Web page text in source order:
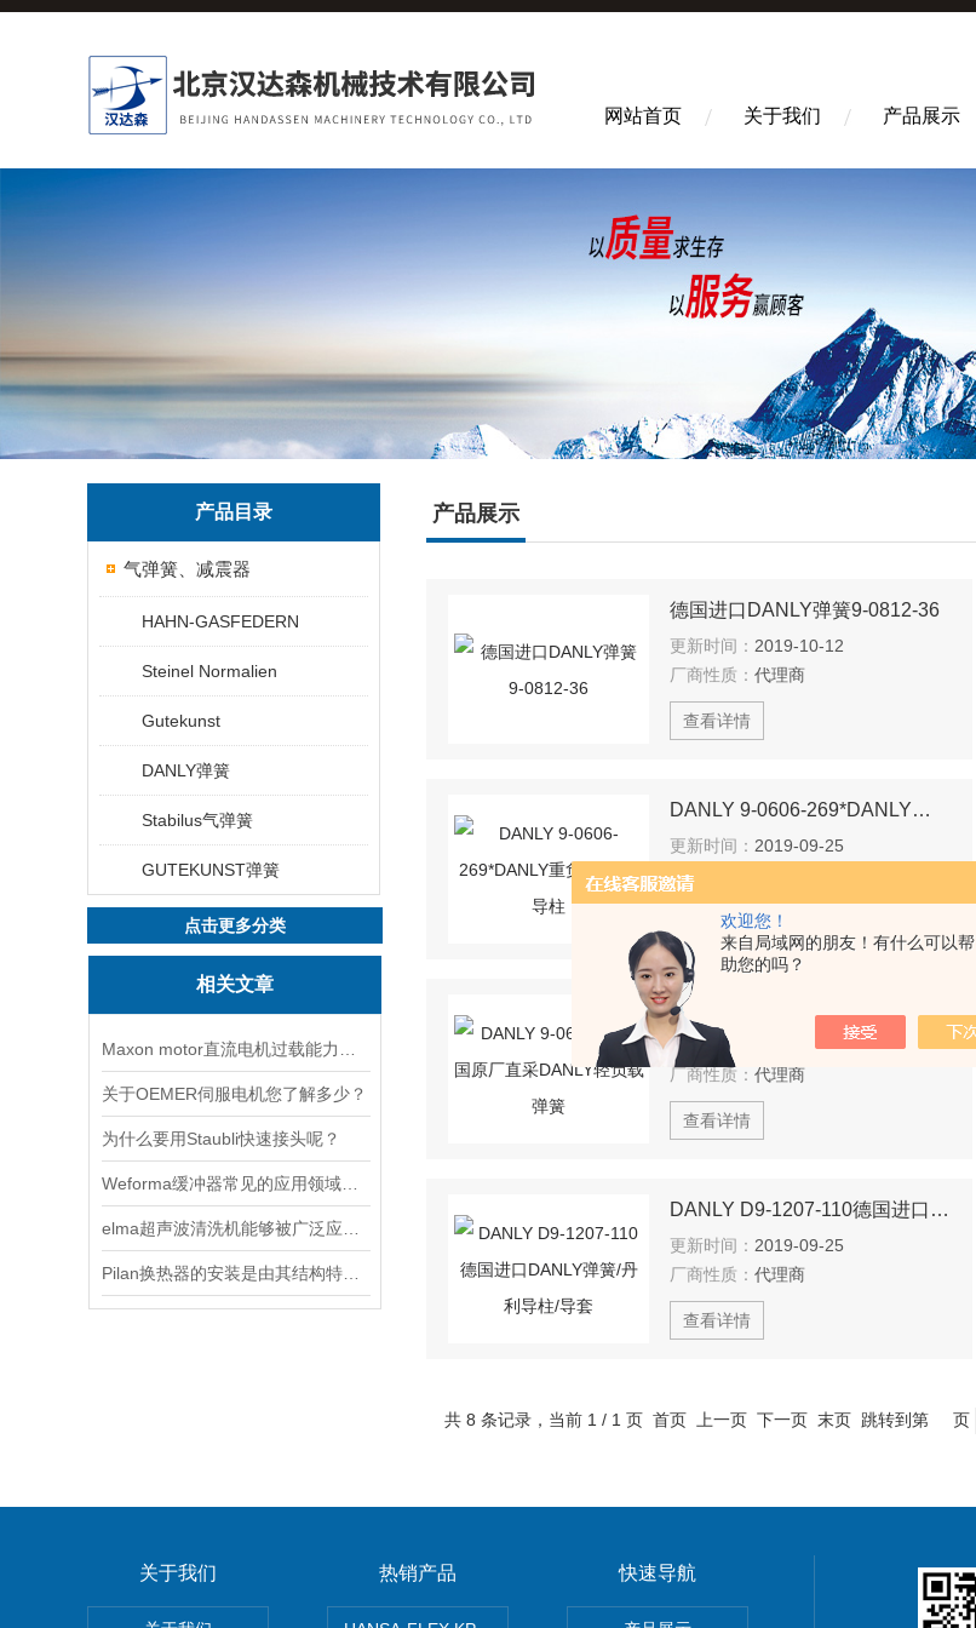
欢迎您！
来自局域网的朋友！有什么可以帮
助您的吗？
网站首页 关于我们 产品展示
产品目录
气弹簧、减震器
HAHN-GASFEDERN
Steinel Normalien
Gutekunst
DANLY弹簧
Stabilus气弹簧
GUTEKUNST弹簧
点击更多分类
相关文章
关于OEMER伺服电机您了解多少？
为什么要用Staubli快速接头呢？
产品展示
德国进口DANLY弹簧9-0812-36
更新时间： 2019-10-12
厂商性质： 代理商
查看详情
DANLY 9-0606-269*DANLY重负载弹簧/导柱
更新时间： 2019-09-25
厂商性质：
查看详情
更新时间：
2019-09-25
厂商性质： 代理商
查看详情
DANLY D9-1207-110德国进口DANLY弹簧/丹利导柱/导套
更新时间： 2019-09-25
厂商性质： 代理商
查看详情
共 8 条记录，当前 1 / 1 页 首页 上一页 下一页 末页 跳转到第 页
关于我们 热销产品 快速导航